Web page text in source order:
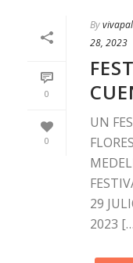
0
0
By
28, 2023
UN
29
2023